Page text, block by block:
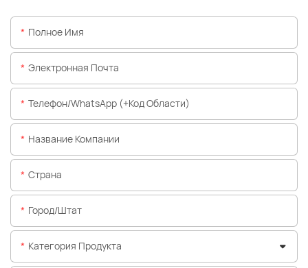
Полное Имя
Электронная Почта
Телефон/WhatsApp (+код Области)
Название Компании
Страна
Город/штат
Категория Продукта